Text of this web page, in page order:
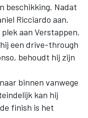
beschikking. Nadat
Ricciardo aan.
aan Verstappen.
een drive-through
behoudt hij zijn
binnen vanwege
kan hij
finish is het